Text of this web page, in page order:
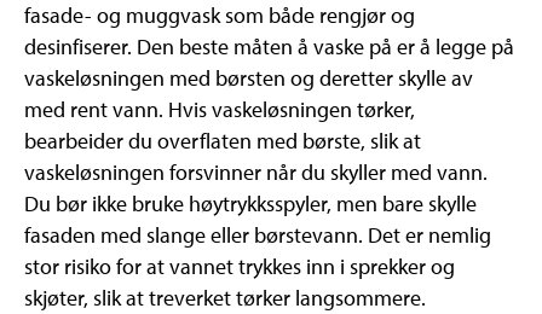
fasade- og muggvask som både rengjør og
desinfiserer. Den beste måten å vaske på er å legge på
vaskeløsningen med børsten og deretter skylle av
med rent vann. Hvis vaskeløsningen tørker,
bearbeider du overflaten med børste, slik at
vaskeløsningen forsvinner når du skyller med vann.
Du bør ikke bruke høytrykksspyler, men bare skylle
fasaden med slange eller børstevann. Det er nemlig
stor risiko for at vannet trykkes inn i sprekker og
skjøter, slik at treverket tørker langsommere.